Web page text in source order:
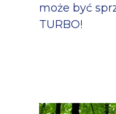
może być
TURBO!